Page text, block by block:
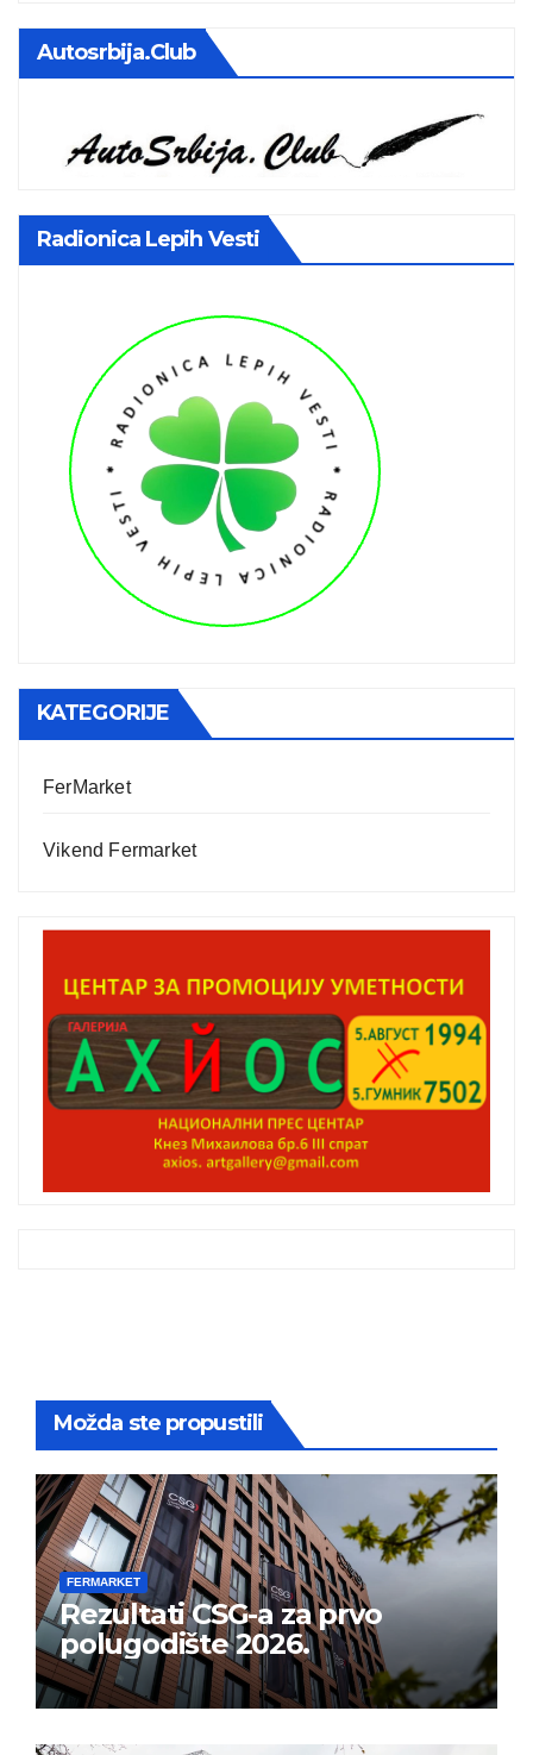
Autosrbija.club
Radionica Lepih Vesti
KATEGORIJE
FerMarket
Vikend Fermarket
Možda ste propustili
FERMARKET
Rezultati CSG-a za prvo
polugodište 2026.